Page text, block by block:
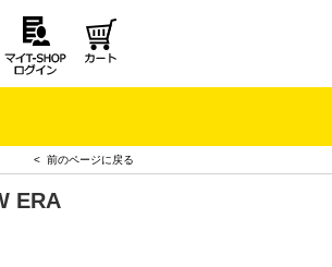
< 前のページに戻る
ERA